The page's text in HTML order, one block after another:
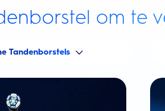
om te
Tandenborstels